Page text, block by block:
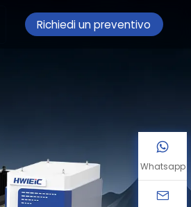
Richiedi un preventivo
Whatsapp